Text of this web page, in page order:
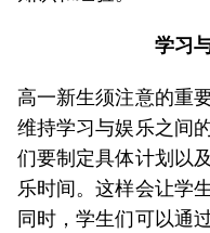
学习
高一新生须注意的重
维持学习与娱乐之间
们要制定具体计划以
乐时间。这样会让学
同时，学生们可以通